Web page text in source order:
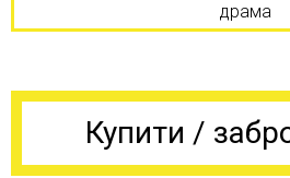
драма
Купити /